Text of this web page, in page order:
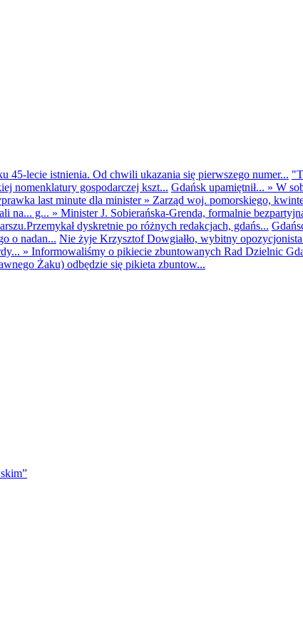
45-lecie istnienia. Od chwili ukazania się pierwszego numer...
nomenklatury gospodarczej kszt... Gdańsk upamiętnił... » W
last minute dla minister» Zarząd woj. pomorskiego,
na... g... » Minister J. Sobierańska-Grenda, formalnie
dyskretnie po różnych redakcjach, gdańs...
o nadan... Nie żyje Krzysztof Dowgiałło, wybitny
» Informowaliśmy o pikiecie zbuntowanych Rad Dzielnic
Żaku) odbędzie się pikieta zbuntow...